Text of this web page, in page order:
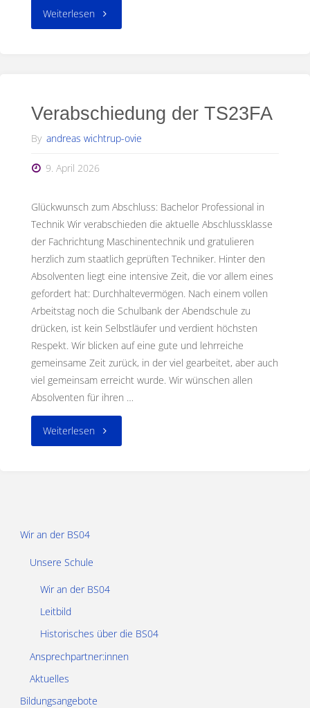
Weiterlesen"Infotag
Verabschiedung der TS23FA
By andreas wichtrup-ovie
9. April 2026
Glückwunsch zum Abschluss: Bachelor Professional in
Technik Wir verabschieden die aktuelle Abschlussklasse
der Fachrichtung Maschinentechnik und gratulieren
herzlich zum staatlich geprüften Techniker. Hinter den
Absolventen liegt eine intensive Zeit, die vor allem eines
gefordert hat: Durchhaltevermögen. Nach einem vollen
Arbeitstag noch die Schulbank der Abendschule zu
drücken, ist kein Selbstläufer und verdient höchsten
Respekt. Wir blicken auf eine gute und lehrreiche
gemeinsame Zeit zurück, in der viel gearbeitet, aber auch
viel gemeinsam erreicht wurde. Wir wünschen allen
Absolventen für ihren …
Weiterlesen"Verabschiedung
Wir an der BS04
Unsere Schule
Wir an der BS04
Leitbild
Historisches über die BS04
Ansprechpartner:innen
Aktuelles
Bildungsangebote